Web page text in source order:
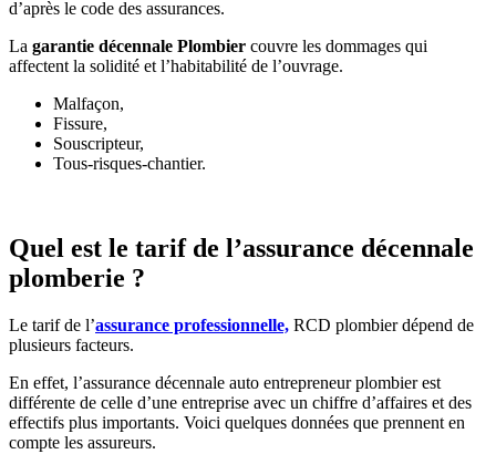
d’après le code des assurances.
La garantie décennale Plombier couvre les dommages qui
affectent la solidité et l’habitabilité de l’ouvrage.
Malfaçon,
Fissure,
Souscripteur,
Tous-risques-chantier.
Quel est le tarif de l’assurance décennale
plomberie ?
Le tarif de l’assurance professionnelle, RCD plombier dépend de
plusieurs facteurs.
En effet, l’assurance décennale auto entrepreneur plombier est
différente de celle d’une entreprise avec un chiffre d’affaires et des
effectifs plus importants. Voici quelques données que prennent en
compte les assureurs.